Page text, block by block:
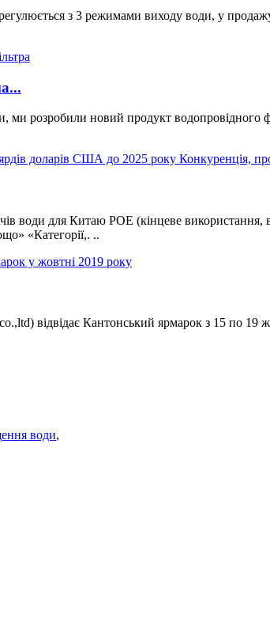
з 3 режимами виходу води, у
розробили новий продукт
води для Китаю POE (кінцеве використання,
«Категорії,. ..
відвідає Кантонський ярмарок з 15 по 19
води,